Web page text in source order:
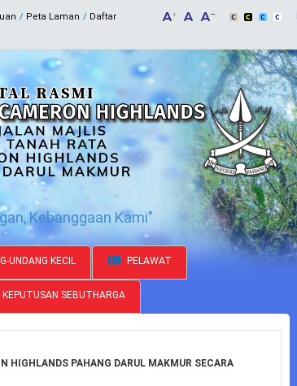
Peta Laman Daftar
Kebanggaan Kami"
UNDANG KECIL PELAWAT
KEPUTUSAN SEBUTHARGA
HIGHLANDS PAHANG DARUL MAKMUR SECARA